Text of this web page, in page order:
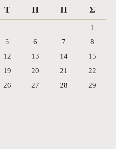
Τ Π Π Σ
1
5 6 7
8
12 13 14
15
19 20 21
22
26 27 28
29